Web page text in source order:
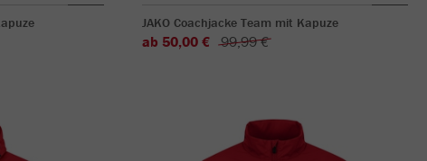
JAKO Coachjacke Team mit Kapuze
ab 50,00 € 99,99 €